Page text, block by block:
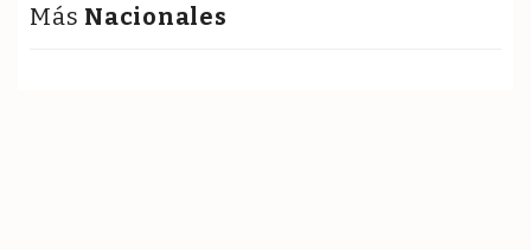
Más Nacionales